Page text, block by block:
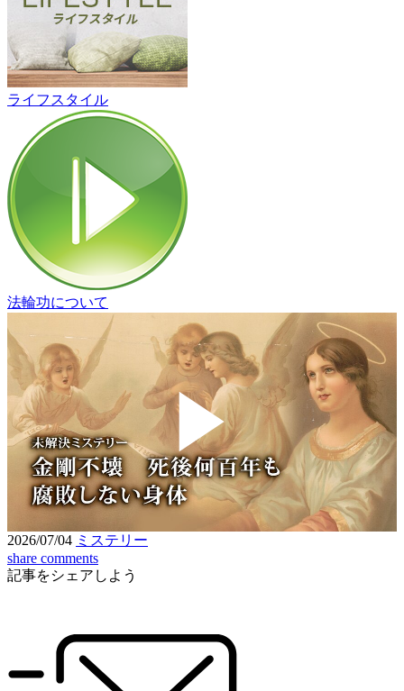
ライフスタイル
法輪功について
Play
2026/07/04 ミステリー
share comments
記事をシェアしよう